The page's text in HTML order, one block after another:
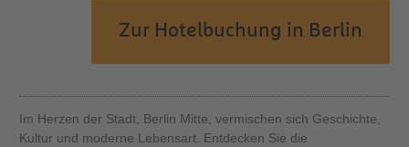
Zur Hotelbuchung in Berlin
Im Herzen der Stadt, Berlin Mitte, vermischen sich Geschichte,
Kultur und moderne Lebensart. Entdecken Sie die